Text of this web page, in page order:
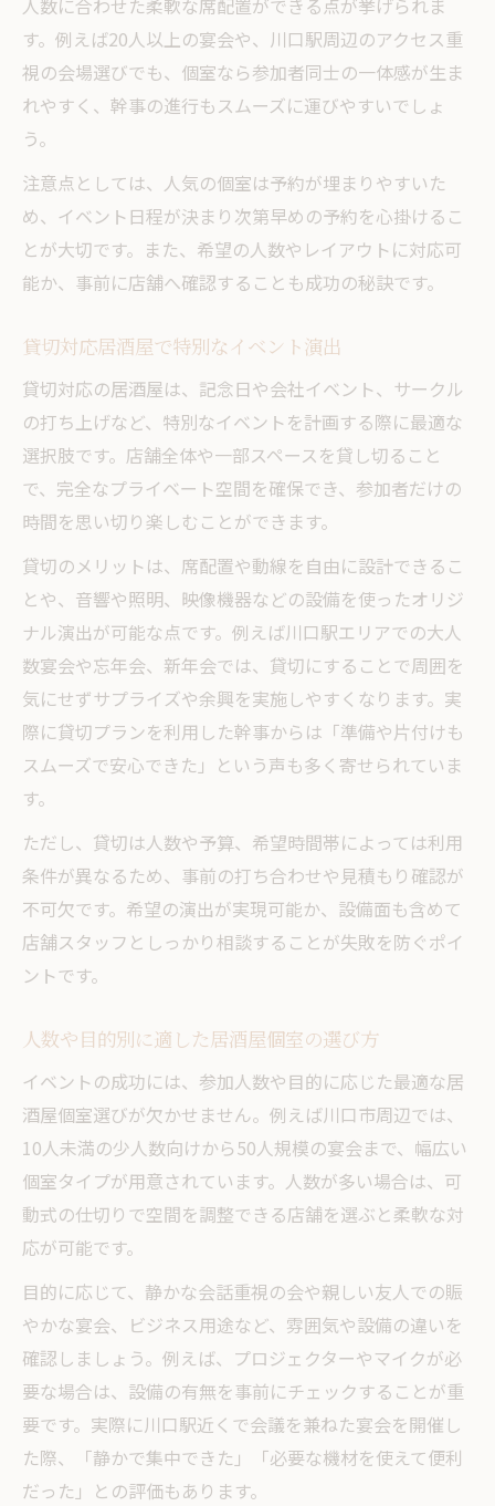
人数に合わせた柔軟な席配置ができる点が挙げられま
す。例えば20人以上の宴会や、川口駅周辺のアクセス重
視の会場選びでも、個室なら参加者同士の一体感が生ま
れやすく、幹事の進行もスムーズに運びやすいでしょ
う。
注意点としては、人気の個室は予約が埋まりやすいた
め、イベント日程が決まり次第早めの予約を心掛けるこ
とが大切です。また、希望の人数やレイアウトに対応可
能か、事前に店舗へ確認することも成功の秘訣です。
貸切対応居酒屋で特別なイベント演出
貸切対応の居酒屋は、記念日や会社イベント、サークル
の打ち上げなど、特別なイベントを計画する際に最適な
選択肢です。店舗全体や一部スペースを貸し切ること
で、完全なプライベート空間を確保でき、参加者だけの
時間を思い切り楽しむことができます。
貸切のメリットは、席配置や動線を自由に設計できるこ
とや、音響や照明、映像機器などの設備を使ったオリジ
ナル演出が可能な点です。例えば川口駅エリアでの大人
数宴会や忘年会、新年会では、貸切にすることで周囲を
気にせずサプライズや余興を実施しやすくなります。実
際に貸切プランを利用した幹事からは「準備や片付けも
スムーズで安心できた」という声も多く寄せられていま
す。
ただし、貸切は人数や予算、希望時間帯によっては利用
条件が異なるため、事前の打ち合わせや見積もり確認が
不可欠です。希望の演出が実現可能か、設備面も含めて
店舗スタッフとしっかり相談することが失敗を防ぐポイ
ントです。
人数や目的別に適した居酒屋個室の選び方
イベントの成功には、参加人数や目的に応じた最適な居
酒屋個室選びが欠かせません。例えば川口市周辺では、
10人未満の少人数向けから50人規模の宴会まで、幅広い
個室タイプが用意されています。人数が多い場合は、可
動式の仕切りで空間を調整できる店舗を選ぶと柔軟な対
応が可能です。
目的に応じて、静かな会話重視の会や親しい友人での賑
やかな宴会、ビジネス用途など、雰囲気や設備の違いを
確認しましょう。例えば、プロジェクターやマイクが必
要な場合は、設備の有無を事前にチェックすることが重
要です。実際に川口駅近くで会議を兼ねた宴会を開催し
た際、「静かで集中できた」「必要な機材を使えて便利
だった」との評価もあります。